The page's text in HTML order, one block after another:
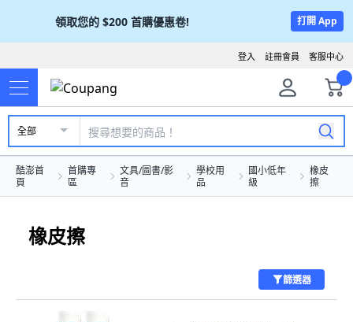
領取您的 $200 首購優惠卷! 打開 App
客服中心
註冊會員
登入
全部
酷澎首
頁
首購專
區
文具/圖書/影
音
學校用
品
國小低年
級
橡皮
擦
橡皮擦
篩選器